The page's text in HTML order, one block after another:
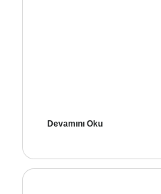
Devamını Oku